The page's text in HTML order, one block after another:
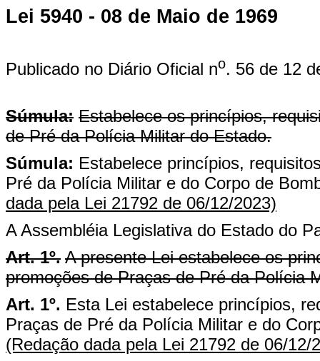
Lei 5940 - 08 de Maio de 1969
Publicado no Diário Oficial no. 56 de 12
Súmula: Estabelece os princípios,
de Pré da Polícia Militar do Estado.
Súmula: Estabelece princípios,
Pré da Polícia Militar e do Corpo de
dada pela Lei 21792 de 06/12/2023)
A Assembléia Legislativa do Estado do
Art. 1º. A presente Lei estabelece os
promoções de Praças de Pré da Polícia
Art. 1º. Esta Lei estabelece princípios,
Praças de Pré da Polícia Militar e do
(Redação dada pela Lei 21792 de 06/12/